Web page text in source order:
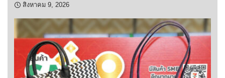
สิงหาคม 9, 2026